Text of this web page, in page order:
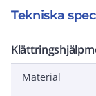
Tekniska
Material